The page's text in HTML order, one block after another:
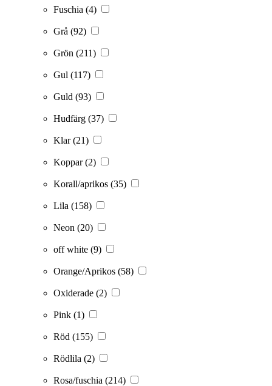
Fuschia (4)
Grå (92)
Grön (211)
Gul (117)
Guld (93)
Hudfärg (37)
Klar(21)
Koppar(2)
Korall/aprikos (35)
Lila (158)
Neon (20)
off white (9)
Orange/Aprikos (58)
Oxiderade (2)
Pink (1)
Röd (155)
Rödlila (2)
Rosa/fuschia (214)